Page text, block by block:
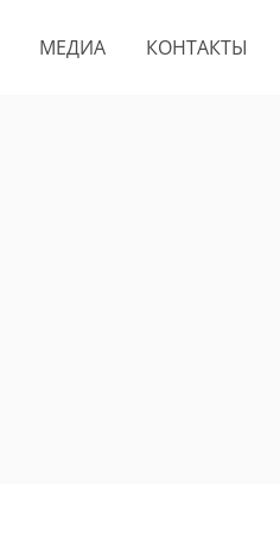
МЕДИА КОНТАКТЫ